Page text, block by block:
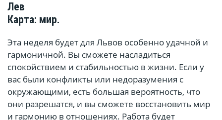
Лев
Карта: мир.
Эта неделя будет для Львов особенно удачной и
гармоничной. Вы сможете насладиться
спокойствием и стабильностью в жизни. Если у
вас были конфликты или недоразумения с
окружающими, есть большая вероятность, что
они разрешатся, и вы сможете восстановить мир
и гармонию в отношениях. Работа будет